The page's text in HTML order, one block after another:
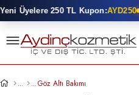
Üyelere 250 TL Kupon:AYD250
Göz Altı Bakımı